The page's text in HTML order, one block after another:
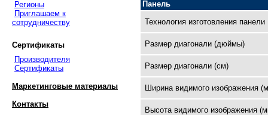
Регионы
Приглашаем к
сотрудничеству
Сертификаты
Производителя
Сертификаты
Маркетинговые материалы
Контакты
Панель
Технология изготовления панели
Размер диагонали (дюймы)
Размер диагонали (см)
Ширина видимого изображения
Высота видимого изображения